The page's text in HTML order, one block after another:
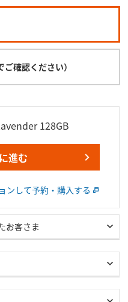
確認ください）
128GB
進む
ンして予約・購入する
お客さま